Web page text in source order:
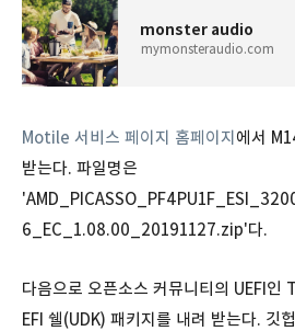
monster audio
mymonsteraudio.com
Motile 서비스 페이지 홈페이지에서
받는다. 파일명은
6_EC_1.08.00_20191127.zip'다.
다음으로 오픈소스 커뮤니티의 UEFI인
EFI 쉘(UDK) 패키지를 내려 받는다. 깃